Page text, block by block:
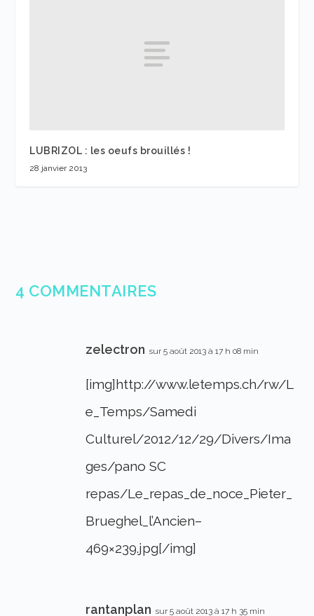
LUBRIZOL : les oeufs brouillés !
28 janvier 2013
4 COMMENTAIRES
zelectron sur 5 août 2013 à 17 h 08 min
[img]http://www.letemps.ch/rw/L
e_Temps/Samedi
Culturel/2012/12/29/Divers/Ima
ges/pano SC
repas/Le_repas_de_noce_Pieter_
Brueghel_l’Ancien–
469×239.jpg[/img]
rantanplan sur 5 août 2013 à 17 h 35 min